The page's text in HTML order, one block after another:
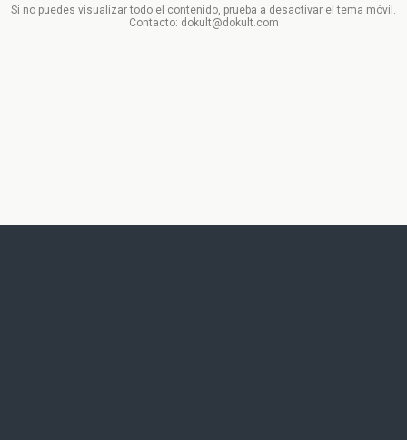
Si no puedes visualizar todo el contenido, prueba a desactivar el tema móvil.
Contacto: dokult@dokult.com